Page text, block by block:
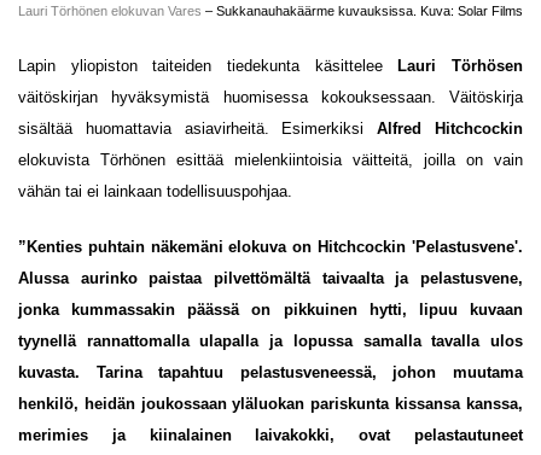
Lauri Törhönen elokuvan Vares – Sukkanauhakäärme kuvauksissa. Kuva: Solar Films
Lapin yliopiston taiteiden tiedekunta käsittelee
Lauri Törhösen
väitöskirjan hyväksymistä huomisessa kokouksessaan. Väitöskirja
sisältää huomattavia asiavirheitä. EsimerkiksiAlfred Hitchcockin
elokuvista Törhönen esittää mielenkiintoisia väitteitä, joilla on vain
vähän tai ei lainkaan todellisuuspohjaa.
”Kenties puhtain näkemäni elokuva on Hitchcockin 'Pelastusvene'.
Alussa aurinko paistaa pilvettömältä taivaalta ja pelastusvene,
jonka kummassakin päässä on pikkuinen hytti, lipuu kuvaan
tyynellä rannattomalla ulapalla ja lopussa samalla tavalla ulos
kuvasta. Tarina tapahtuu pelastusveneessä, johon muutama
henkilö, heidän joukossaan yläluokan pariskunta kissansa kanssa,
merimies ja kiinalainen laivakokki, ovat pelastautuneet